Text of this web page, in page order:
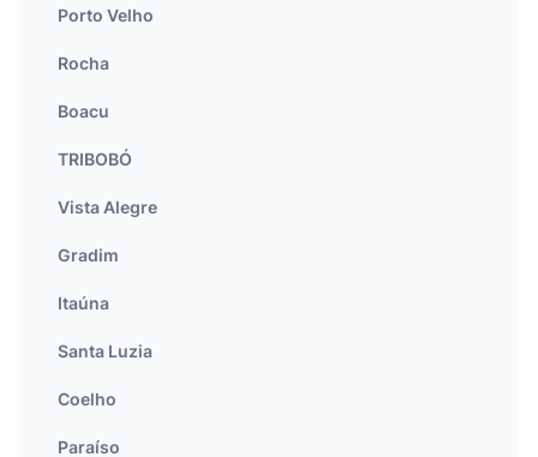
Porto Velho
Rocha
Boacu
TRIBOBÓ
Vista Alegre
Gradim
Itaúna
Santa Luzia
Coelho
Paraíso